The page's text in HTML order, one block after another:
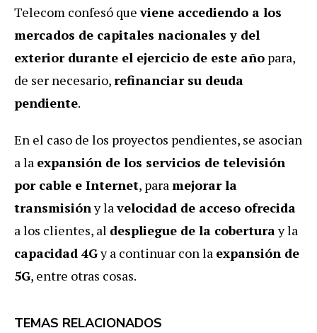
Telecom confesó queviene accediendo a los
mercados de capitales nacionales y del
exterior durante el ejercicio de este año para,
de ser necesario,refinanciar su deuda
pendiente.
En el caso de los proyectos pendientes, se asocian
a la expansión de los servicios de televisión
por cable e Internet, paramejorar la
transmisióny lavelocidad de acceso ofrecida
a los clientes, al despliegue de la coberturay la
capacidad 4Gy a continuar con la expansión de
5G, entre otras cosas.
TEMAS RELACIONADOS